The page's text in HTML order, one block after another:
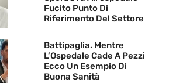
Fucito Punto Di
Riferimento Del Settore
Battipaglia. Mentre
L’Ospedale Cade A Pezzi
Ecco Un Esempio Di
Buona Sanità